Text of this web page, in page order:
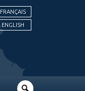
FRANÇAIS
ENGLISH